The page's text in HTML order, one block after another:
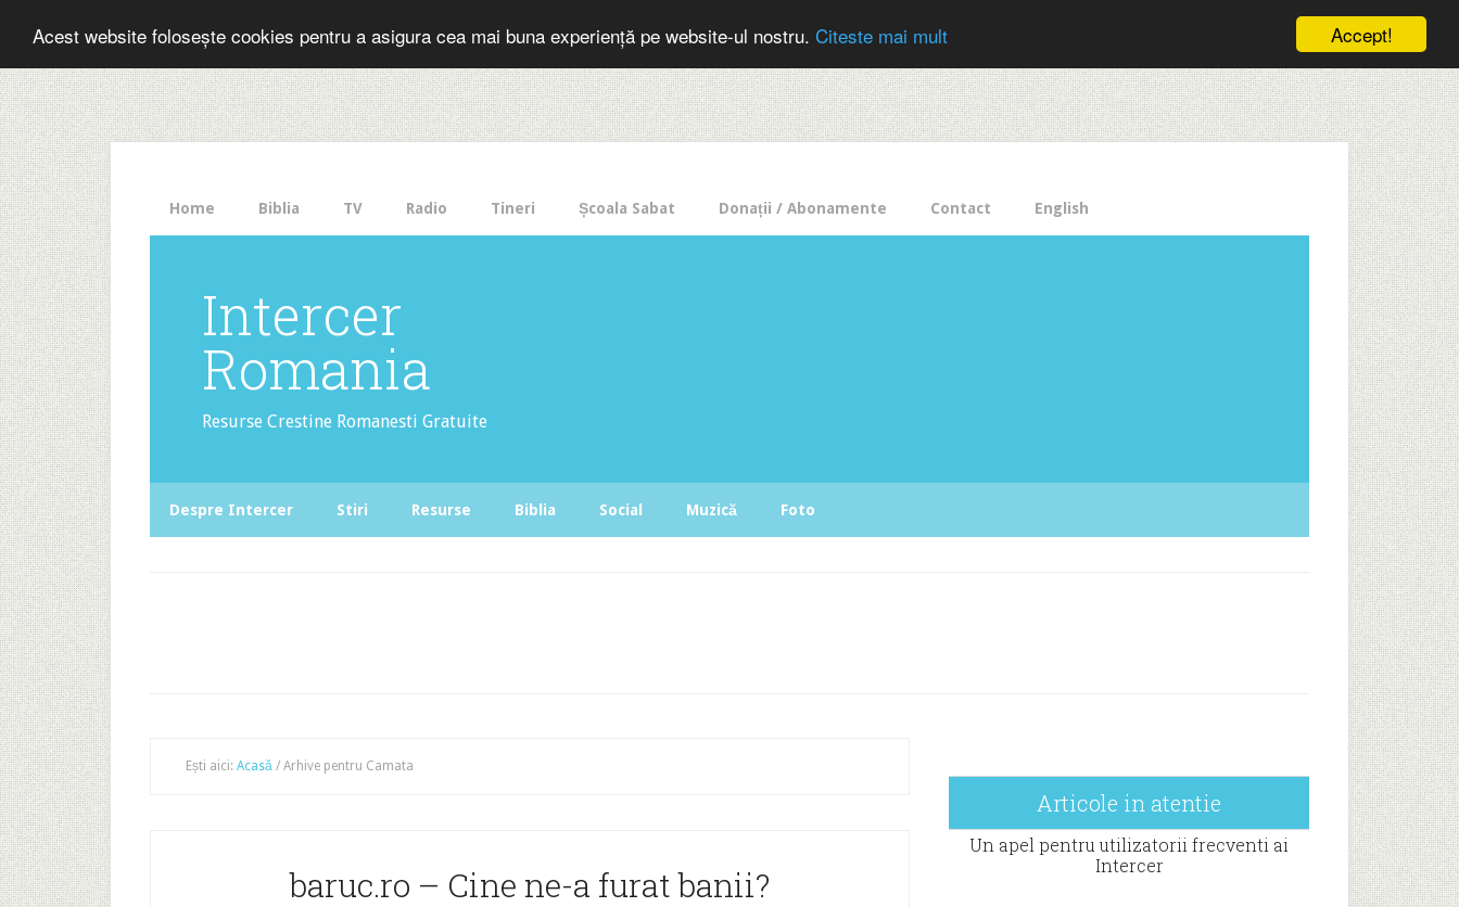
Accept!
Acest website folosește cookies pentru a asigura cea mai buna experiență pe website-ul nostru. Citeste mai mult
The
HelloBar
- a
little
bar
that
gets
noticed!
Home Biblia TV Radio Tineri Școala Sabat Donații / Abonamente Contact English
Intercer
Romania
Resurse Crestine Romanesti Gratuite
Despre Intercer Stiri Resurse Biblia Social Muzică Foto
Ești aici: Acasă / Arhive pentru Camata
baruc.ro – Cine ne-a furat banii?
Articole in atentie
Un apel pentru utilizatorii frecventi ai
Intercer